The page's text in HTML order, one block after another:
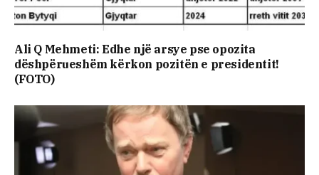
Ali Q Mehmeti: Edhe një arsye pse opozita
dëshpërueshëm kërkon pozitën e presidentit!
(FOTO)